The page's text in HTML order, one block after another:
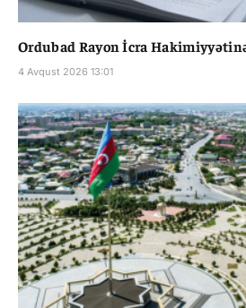
Ordubad Rayon İcra
4 Avqust 2026 13:01